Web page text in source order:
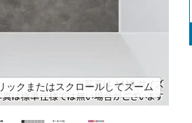
ックまたはスクロールしてズーム